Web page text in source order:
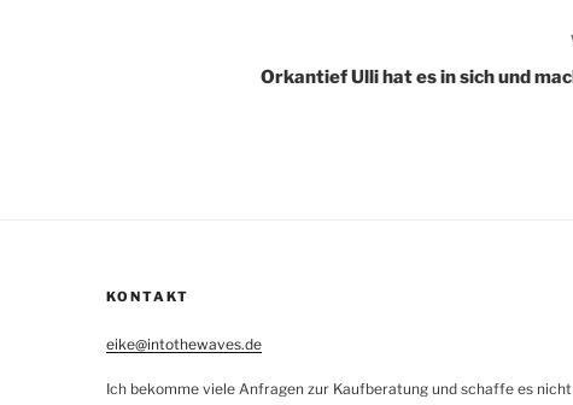
Orkantief Ulli hat es in sich und
KONTAKT
eike@intothewaves.de
Ich bekomme viele Anfragen zur Kaufberatung und schaffe es